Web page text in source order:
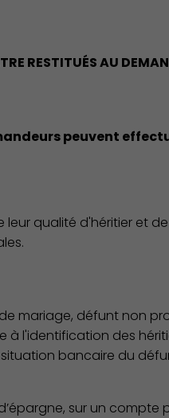
RESTITUÉS AU
peuvent
qualité d'héritier et
mariage, défunt non
à l'identification des
bancaire du
sur un compte